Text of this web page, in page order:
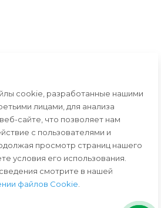
cookie, разработанные нашими
лицами, для анализа
сайте, что позволяет нам
с пользователями и
просмотр страниц нашего
условия его использования.
смотрите в нашей
файлов Cookie